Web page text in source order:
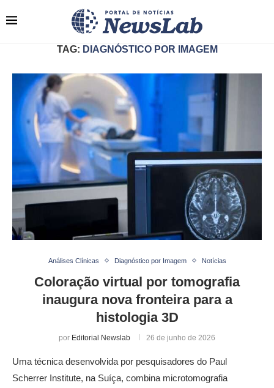
TAG: DIAGNÓSTICO POR IMAGEM
Análises Clínicas Diagnóstico por Imagem Notícias
Coloração virtual por tomografia
inaugura nova fronteira para a
histologia 3D
por Editorial Newslab 26 de junho de 2026
Uma técnica desenvolvida por pesquisadores do Paul
Scherrer Institute, na Suíça, combina microtomografia